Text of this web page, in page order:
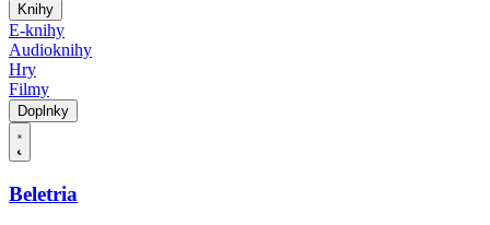
Knihy
E-knihy
Audioknihy
Hry
Filmy
Doplnky
Beletria